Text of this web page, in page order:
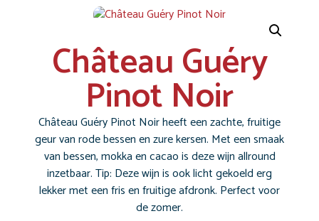
Château Guéry
Pinot Noir
Château Guéry Pinot Noir heeft een zachte, fruitige
geur van rode bessen en zure kersen. Met een smaak
van bessen, mokka en cacao is deze wijn allround
inzetbaar. Tip: Deze wijn is ook licht gekoeld erg
lekker met een fris en fruitige afdronk. Perfect voor
de zomer.